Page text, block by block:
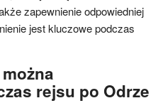
zapewnienie odpowiedniej
jest kluczowe podczas
rejsu po Odrze